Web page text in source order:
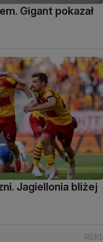
Gigant pokazał
Jagiellonia bliżej